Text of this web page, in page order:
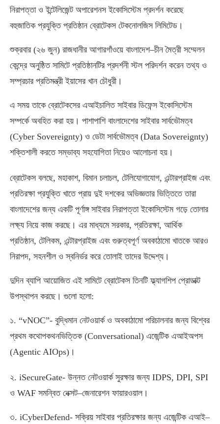
নিরাপত্তা ও ইন্টেলিজেন্ট অপারেশনস ইকোসিস্টেম প্রদর্শন করেছে
বহুজাতিক প্রযুক্তি প্রতিষ্ঠান ব্রোটেকস টেকনোলজিস লিমিটেড।
শুক্রবার (২৬ জুন) রাজধানীর আগারগাঁওয়ে বাংলাদেশ–চীন মৈত্রী সম্মেলন
কেন্দ্রে অনুষ্ঠিত সামিটে প্রতিষ্ঠানটির প্রদর্শনী স্টল পরিদর্শন করেন তথ্য ও
সম্প্রচার প্রতিমন্ত্রী ইয়াসের খান চৌধুরী।
এ সময় তাকে ব্রোটেকসের এআইচালিত সাইবার ডিফেন্স ইকোসিস্টেম
সম্পর্কে অবহিত করা হয়। পাশাপাশি বাংলাদেশের সাইবার সার্বভৌমত্ব
(Cyber Sovereignty) ও ডেটা সার্বভৌমত্ব (Data Sovereignty)
শক্তিশালী করতে সম্ভাব্য সহযোগিতা নিয়েও আলোচনা হয়।
ব্রোটেকস বলছে, মহাকাশ, বিমান চলাচল, টেলিযোগাযোগ, এন্টারপ্রাইজ এবং
প্রতিরক্ষা প্রযুক্তি খাতে প্রায় দুই দশকের অভিজ্ঞতার ভিত্তিতে তারা
বাংলাদেশের জন্য একটি পূর্ণাঙ্গ সাইবার নিরাপত্তা ইকোসিস্টেম গড়ে তোলার
লক্ষ্য নিয়ে কাজ করছে। এর মাধ্যমে সরকার, প্রতিরক্ষা, আর্থিক
প্রতিষ্ঠান, টেলিকম, এন্টারপ্রাইজ এবং গুরুত্বপূর্ণ অবকাঠামো খাতকে আরও
নিরাপদ, সহনশীল ও স্বনির্ভর করে তোলাই তাদের উদ্দেশ্য।
দুদিন ব্যাপি আয়োজিত এই সামিটে ব্রোটেকস তিনটি ফ্ল্যাগশিপ প্রোডাক্ট
উপস্থাপন করছে। গুলো হলো:
১. “vNOC”- বুদ্ধিমান নেটওয়ার্ক ও অবকাঠামো পরিচালনার জন্য বিশ্বের
প্রথম কথোপকথনভিত্তিক (Conversational) এজেন্টিক এআইঅপস
(Agentic AIOps) ।
২. iSecureGate- উন্নত নেটওয়ার্ক সুরক্ষার জন্য IDPS, DPI, SPI
ও WAF সমন্বিত নেক্সট–জেনারেশন ফায়ারওয়াল।
৩. iCyberDefend- সক্রিয় সাইবার প্রতিরক্ষার জন্য এজেন্টিক এআই–